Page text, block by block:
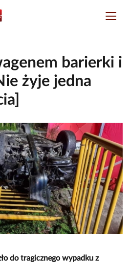
barierki i
żyje jedna
do tragicznego wypadku z